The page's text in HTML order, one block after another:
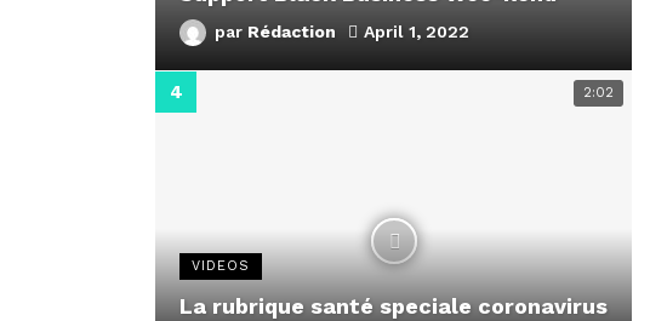
par Rédaction April 1, 2022
2:02
VIDEOS
La rubrique santé speciale coronavirus